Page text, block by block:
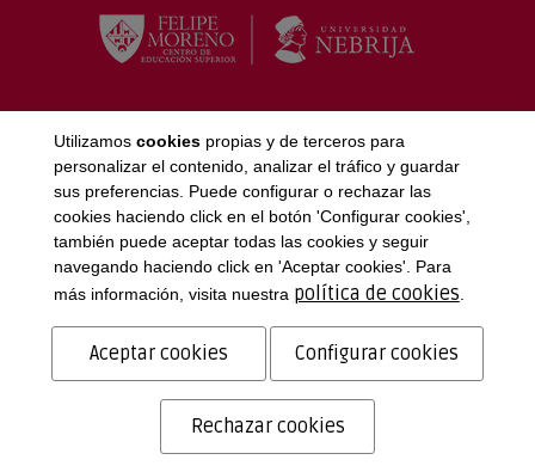
¿DÓNDE ESTAMOS?
Campus Palma
C/Sol, 3.
Illes Balears
Campus Manacor
C/Fábrica, 24.
Illes Balears
971 555 518
Utilizamos cookiespropias y de terceros para
personalizar el contenido, analizar el tráfico y guardar
sus preferencias. Puede configurar o rechazar las
cookies haciendo click en el botón 'Configurar cookies',
también puede aceptar todas las cookies y seguir
navegando haciendo click en 'Aceptar cookies'. Para
más información, visita nuestra política de cookies
Aceptar cookies Configurar cookies
Rechazar cookies